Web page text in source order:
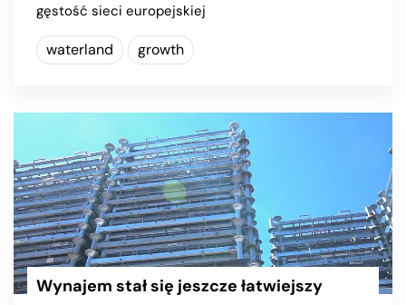
gęstość sieci europejskiej
waterland growth
Wynajem stał się jeszcze łatwiejszy